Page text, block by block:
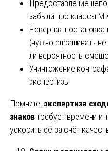
Предоставление
забыли про классы
Неверная
(нужно спрашивать не
ли вероятность
Уничтожение
экспертизы
Помните: экспертиза
знаковтребует времени и
ускорить её за счёт